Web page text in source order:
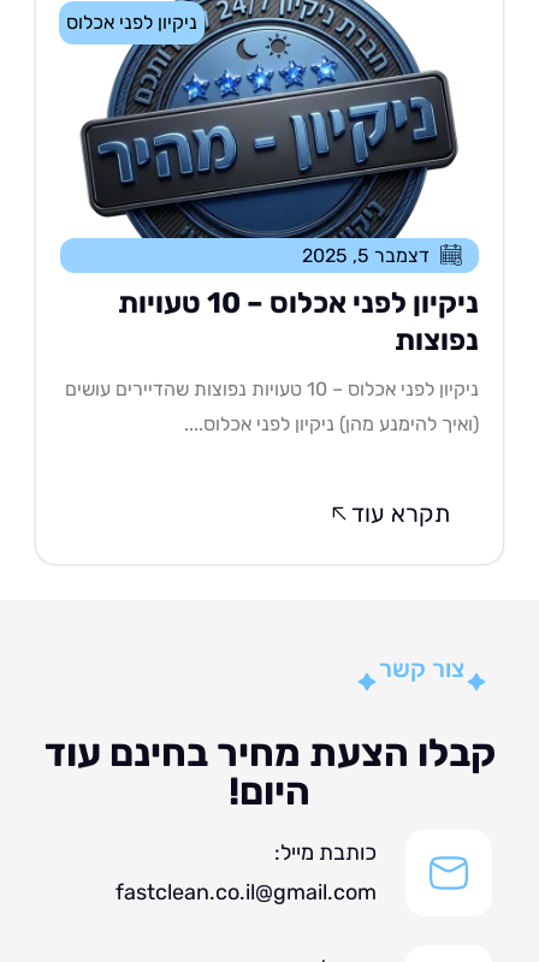
ניקיון לפני אכלוס
דצמבר 5, 2025
ניקיון לפני אכלוס – 10 טעויות
ניקיון לפני אכלוס – 10 טעויות נפוצות שהדיירים עושים
להימנע מהן) ניקיון לפני אכלוס....
תקרא עוד
צור קשר
הצעת מחיר בחינם עוד
היום!
כותבת מייל:
fastclean.co.il@gmail.com